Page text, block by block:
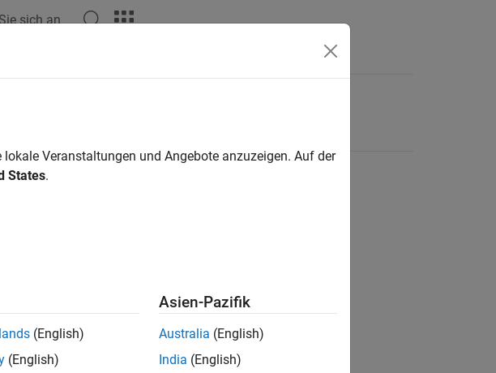
sich an
Veranstaltungen und Angebote anzuzeigen. Auf der
States.
(English)
(English)
Asien-Pazifik
Australia (English)
India (English)